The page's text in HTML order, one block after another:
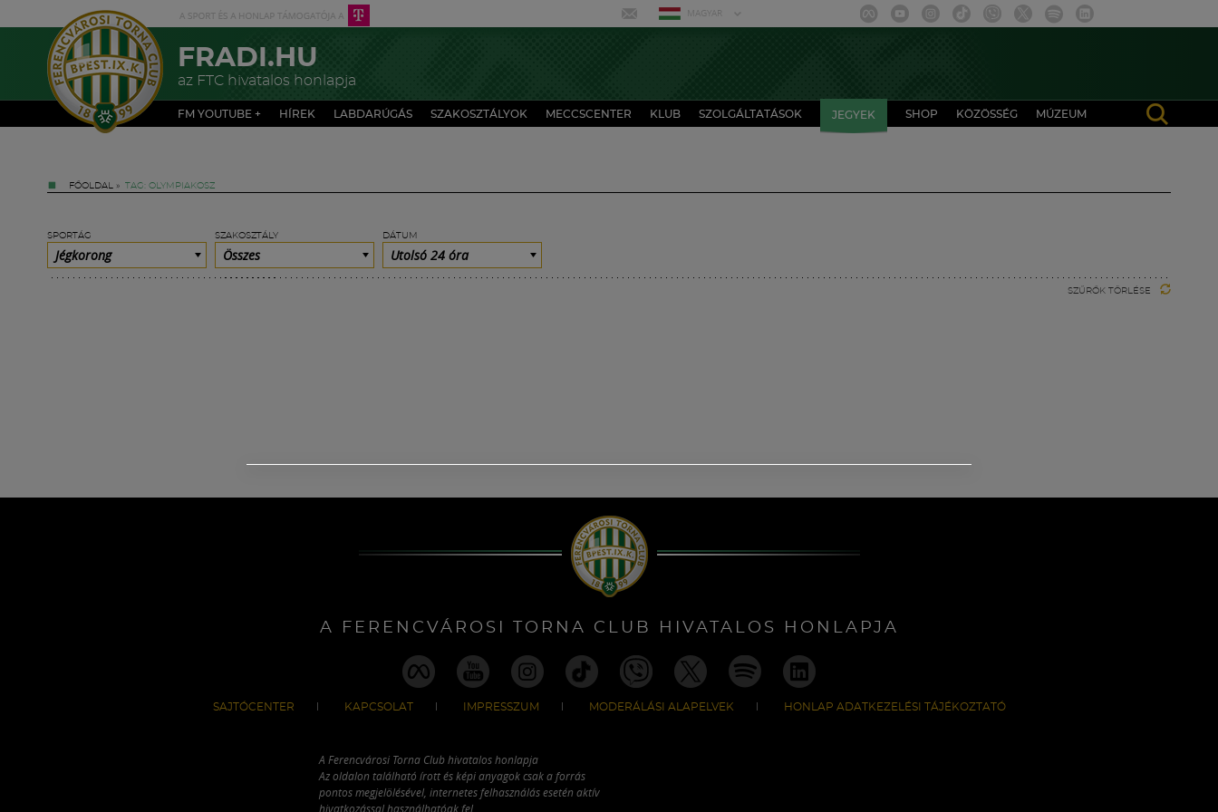
MAGYAR
FRADI.HU
az FTC hivatalos honlapja
FM YOUTUBE + HÍREK LABDARÚGÁS SZAKOSZTÁLYOK MECCSCENTER KLUB SZOLGÁLTATÁSOK JEGYEK SHOP KÖZÖSSÉG MÚZEUM
FŐOLDAL » TAG: OLYMPIAKOSZ
SPORTÁG
Jégkorong
SZAKOSZTÁLY
Összes
DÁTUM
Utolsó 24 óra
SZŰRŐK TÖRLÉSE
A FERENCVÁROSI TORNA CLUB HIVATALOS HONLAPJA
SAJTÓCENTER KAPCSOLAT IMPRESSZUM MODERÁLÁSI ALAPELVEK HONLAP ADATKEZELÉSI TÁJÉKOZTATÓ
A Ferencvárosi Torna Club hivatalos honlapja
Az oldalon található írott és képi anyagok csak a forrás
pontos megjelölésével, internetes felhasználás esetén aktív
hivatkozással használhatóak fel.